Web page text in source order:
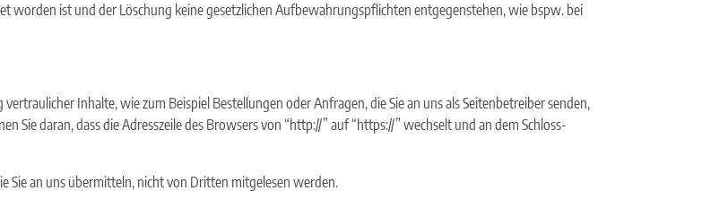
ist und der Löschung keine gesetzlichen Aufbewahrungspflichten entgegenstehen, wie bspw. bei
Inhalte, wie zum Beispiel Bestellungen oder Anfragen, die Sie an uns als Seitenbetreiber senden,
Sie daran, dass die Adresszeile des Browsers von “http://” auf “https://” wechselt und an dem Schloss-
Sie an uns übermitteln, nicht von Dritten mitgelesen werden.